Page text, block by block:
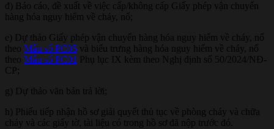
đ) Báo cáo, đề xuất về việc cấp/không cấp Giấy phép vận chuyển
hàng hóa nguy hiểm về cháy, nổ;
e) Dự thảo Giấy phép vận chuyển hàng hóa nguy hiểm về cháy, nổ
theo Mẫu số PC05 và biểu trưng hàng hóa nguy hiểm về cháy, nổ
theo Mẫu số PC01 Phụ lục IX kèm theo Nghị định số 50/2024/NĐ-
CP;
g) Dự thảo văn bản trả lời;
h) Phiếu tiếp nhận hồ sơ giải quyết thủ tục về phòng cháy và chữa
cháy và các giấy tờ, tài liệu có trong hồ sơ đã nộp trước đó.